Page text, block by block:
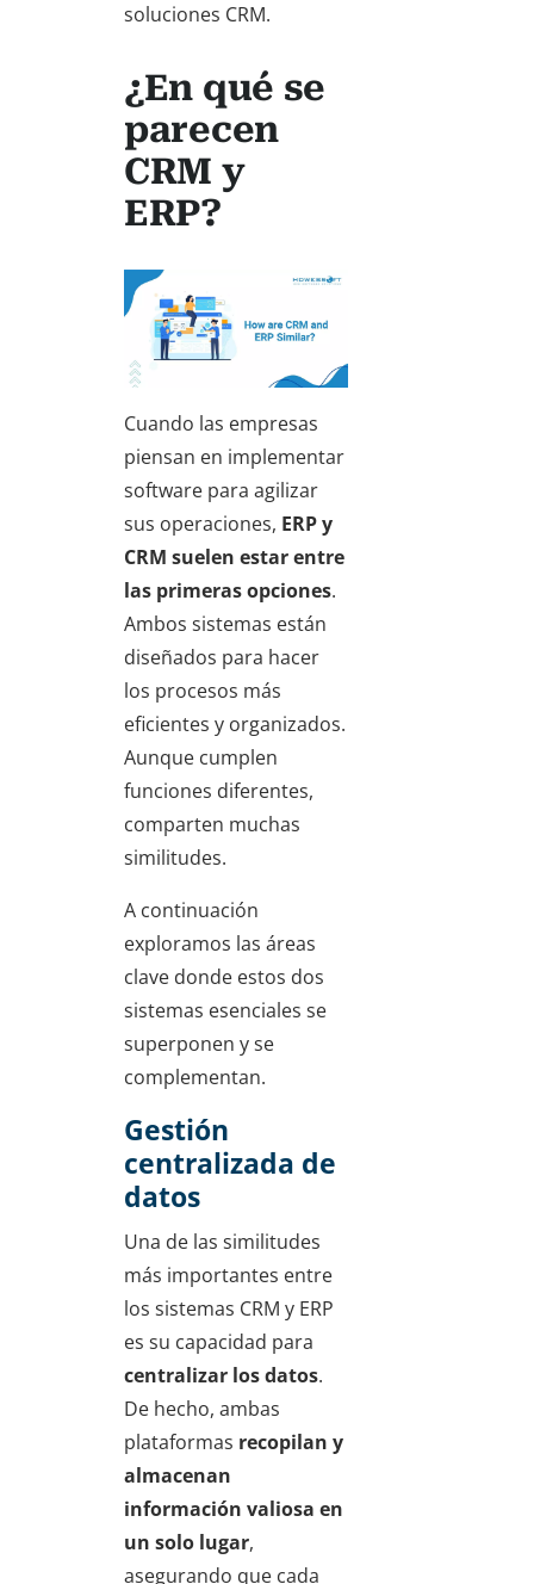
soluciones CRM.
¿En qué se
parecen
CRM y
ERP?
Cuando las empresas
piensan en implementar
software para agilizar
sus operaciones, ERP y
CRM suelen estar entre
las primeras opciones.
Ambos sistemas están
diseñados para hacer
los procesos más
eficientes y organizados.
Aunque cumplen
funciones diferentes,
comparten muchas
similitudes.
A continuación
exploramos las áreas
clave donde estos dos
sistemas esenciales se
superponen y se
complementan.
Gestión
centralizada de
datos
Una de las similitudes
más importantes entre
los sistemas CRM y ERP
es su capacidad para
centralizar los datos.
De hecho, ambas
plataformas recopilan y
almacenan
información valiosa en
un solo lugar,
asegurando que cada